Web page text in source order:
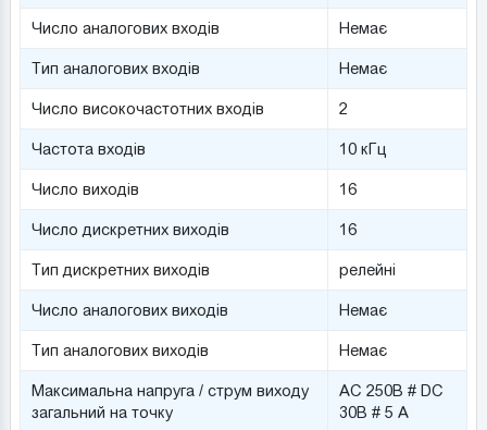
Число аналогових входів Немає
Тип аналогових входів Немає
Число високочастотних входів 2
Частота входів 10 кГц
Число виходів 16
Число дискретних виходів 16
Тип дискретних виходів релейні
Число аналогових виходів Немає
Тип аналогових виходів Немає
Максимальна напруга / струм виходу
загальний на точку
AC 250В # DC
30В # 5 А